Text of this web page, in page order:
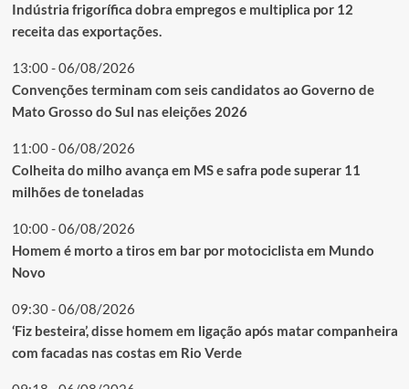
Indústria frigorífica dobra empregos e multiplica por 12
receita das exportações.
13:00 - 06/08/2026
Convenções terminam com seis candidatos ao Governo de
Mato Grosso do Sul nas eleições 2026
11:00 - 06/08/2026
Colheita do milho avança em MS e safra pode superar 11
milhões de toneladas
10:00 - 06/08/2026
Homem é morto a tiros em bar por motociclista em Mundo
Novo
09:30 - 06/08/2026
‘Fiz besteira’, disse homem em ligação após matar companheira
com facadas nas costas em Rio Verde